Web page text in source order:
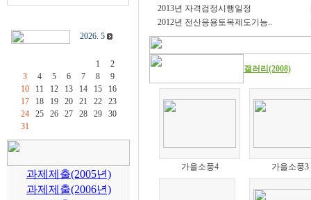
2026. 5
1
2
3
4 5 6 7 8
9
10
11 12 13 14 15
16
17
18 19 20 21 22
23
24
25 26 27 28 29
30
31
2013년 자격검정시행일정
2012년 전산응용토목제도기능..
갤러리(2008)
가을소풍4 가을소풍3